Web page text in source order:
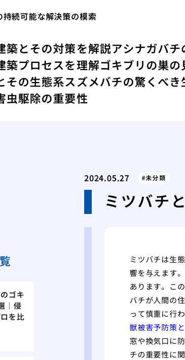
続可能な解決策の模索
築とその対策を解説アシナガバ
築プロセスを理解ゴキブリの巣
その生態系スズメバチの驚くべ
虫駆除の重要性
2024.05.27 未分類
ミツバチ
ミツバチは生
響を与えます
あります。こ
バチが人間の
って慎重に行
獣被害予防策
窓や換気口に
チの重要性に
ゴキ
｜侵
を比